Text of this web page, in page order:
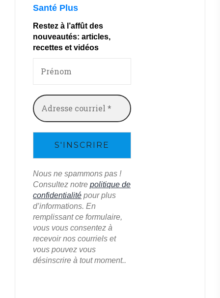
Santé Plus
Restez à l’affût des
nouveautés: articles,
recettes et vidéos
Nous ne spammons pas !
Consultez notre politique de
confidentialité pour plus
d’informations. En
remplissant ce formulaire,
vous vous consentez à
recevoir nos courriels et
vous pouvez vous
désinscrire à tout moment..